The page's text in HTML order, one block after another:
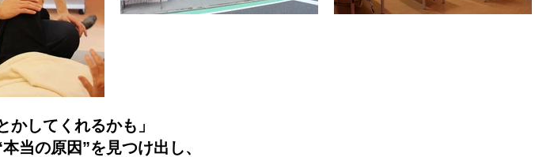
してくれるかも」
当の原因”を見つけ出し、